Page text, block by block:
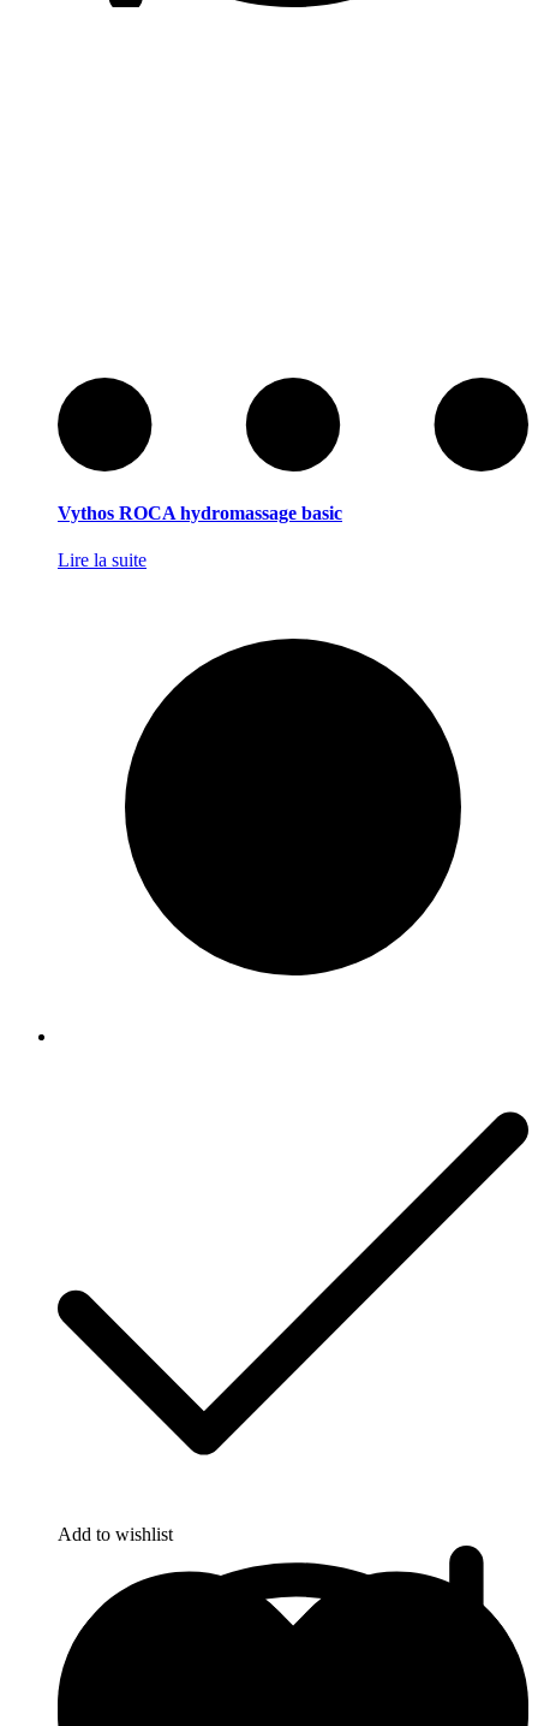
Vythos ROCA hydromassage basic
Lire la suite
Add to wishlist